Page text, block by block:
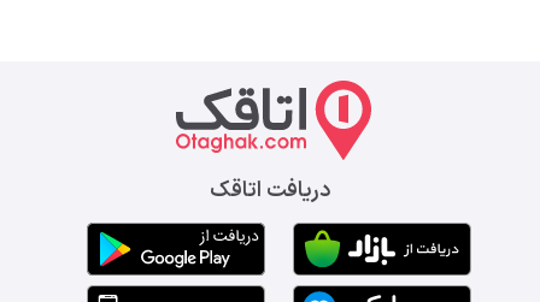
دریافت اتاقک